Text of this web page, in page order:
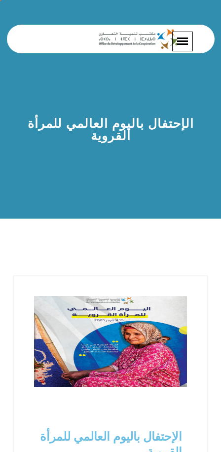
الإحتفال باليوم العالمي للمرأة
القروية
الإحتفال باليوم العالمي للمرأة